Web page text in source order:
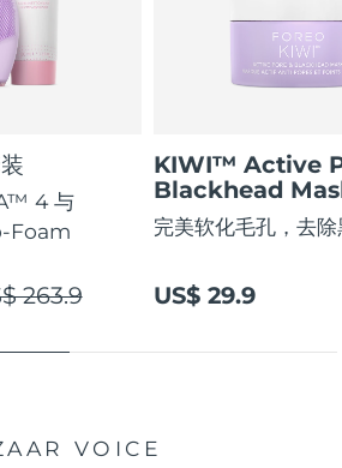
4 与
Foam
263.9
KIWI™ Active
Blackhead
完美软化毛孔，去
US$ 29.9
VOICE